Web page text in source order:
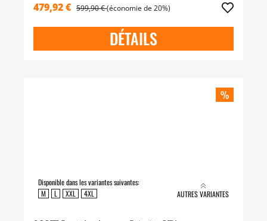
479,92 € 599,90 €(économie de 20%)
DÉTAILS
%
Disponible dans les variantes suivantes:
M
L XXL 4XL AUTRES VARIANTES